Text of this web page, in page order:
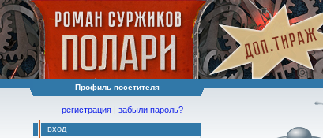
Профиль посетителя
регистрация | забыли пароль?
вход